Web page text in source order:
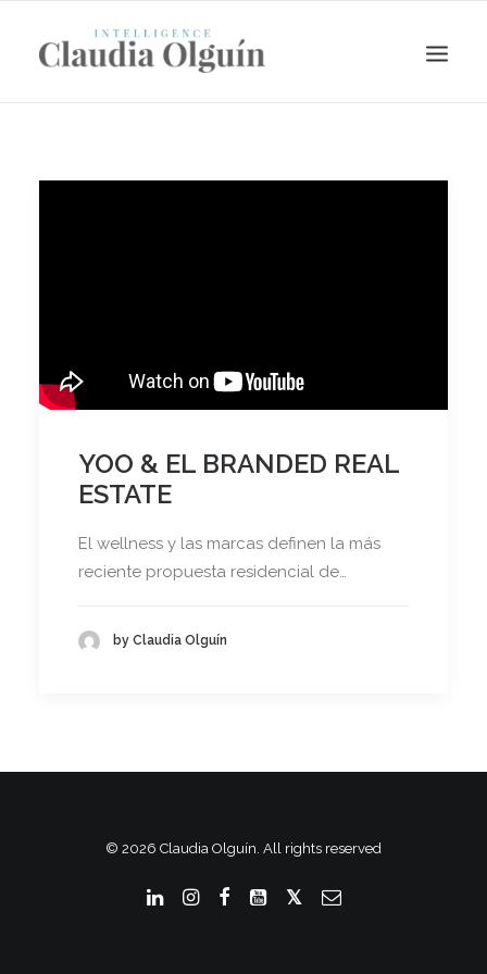
Search
YOO & EL BRANDED REAL
ESTATE
El wellness y las marcas definen la más
reciente propuesta residencial de…
by Claudia Olguín
© 2026 Claudia Olguín. All rights reserved